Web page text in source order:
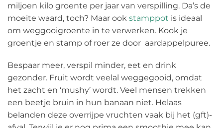
miljoen kilo groente per jaar van verspilling. Da’s de
moeite waard, toch? Maar ook stamppot is ideaal
om weggooigroente in te verwerken. Kook je
groentje en stamp of roer ze door aardappelpuree.
Bespaar meer, verspil minder, eet en drink
gezonder. Fruit wordt veelal weggegooid, omdat
het zacht en ‘mushy’ wordt. Veel mensen trekken
een beetje bruin in hun banaan niet. Helaas
belanden deze overrijpe vruchten vaak bij het (gft)-